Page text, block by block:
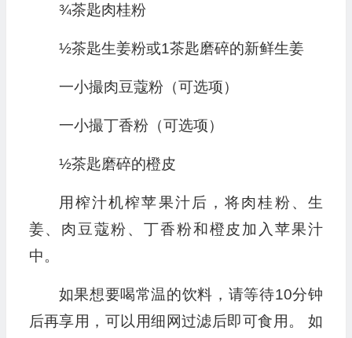
¾茶匙肉桂粉
½茶匙生姜粉或1茶匙磨碎的新鲜生姜
一小撮肉豆蔻粉（可选项）
一小撮丁香粉（可选项）
½茶匙磨碎的橙皮
用榨汁机榨苹果汁后，将肉桂粉、生
姜、肉豆蔻粉、丁香粉和橙皮加入苹果汁
中。
如果想要喝常温的饮料，请等待10分钟
后再享用，可以用细网过滤后即可食用。 如